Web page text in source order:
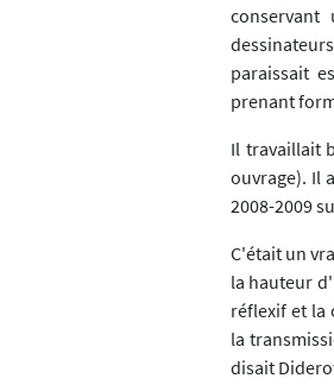
paraissait
prenant
Il travaillait
ouvrage). Il
2008-2009
C'était un
la hauteur
réflexif et la
la
disait